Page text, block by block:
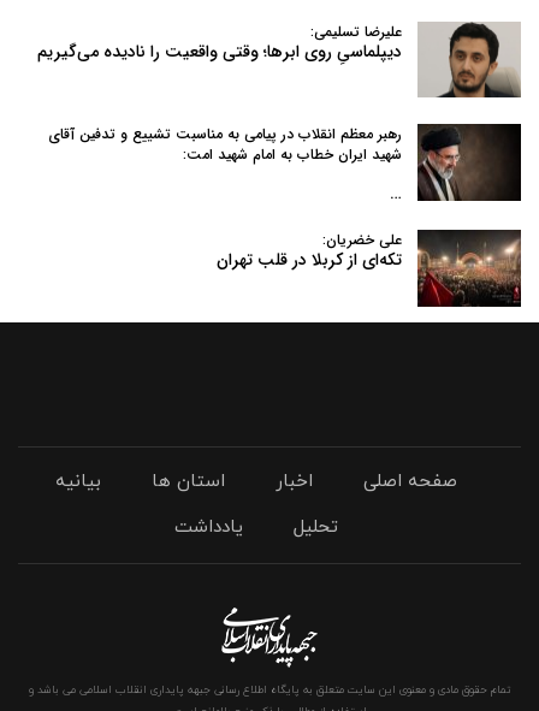
علیرضا تسلیمی:
دیپلماسیِ روی ابرها؛ وقتی واقعیت را نادیده می‌گیریم
رهبر معظم انقلاب در پیامی به‌ مناسبت تشییع و تدفین آقای
شهید ایران خطاب به امام شهید امت:
…
علی خضریان:
تکه‌ای از کربلا در قلب تهران
صفحه اصلی اخبار استان ها
بیانیه
تحلیل
یادداشت
تمام حقوق مادی و معنوی این سایت متعلق به پایگاه اطلاع رسانی جبهه پایداری انقلاب اسلامی می باشد و